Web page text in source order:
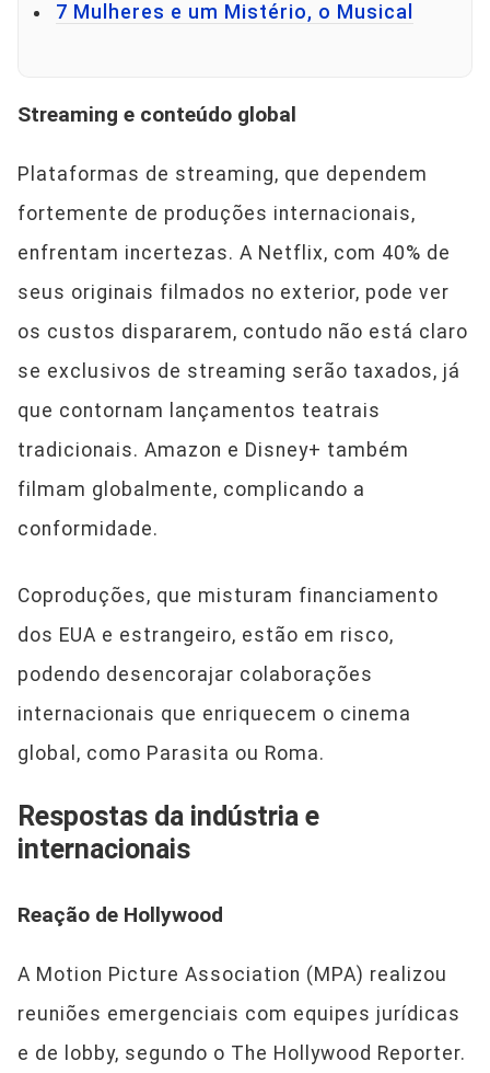
7 Mulheres e um Mistério, o Musical
Streaming e conteúdo global
Plataformas de streaming, que dependem
fortemente de produções internacionais,
enfrentam incertezas. A Netflix, com 40% de
seus originais filmados no exterior, pode ver
os custos dispararem, contudo não está claro
se exclusivos de streaming serão taxados, já
que contornam lançamentos teatrais
tradicionais. Amazon e Disney+ também
filmam globalmente, complicando a
conformidade.
Coproduções, que misturam financiamento
dos EUA e estrangeiro, estão em risco,
podendo desencorajar colaborações
internacionais que enriquecem o cinema
global, como Parasita ou Roma.
Respostas da indústria e
internacionais
Reação de Hollywood
A Motion Picture Association (MPA) realizou
reuniões emergenciais com equipes jurídicas
e de lobby, segundo o The Hollywood Reporter.